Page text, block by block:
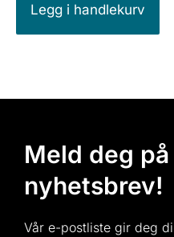
Legg i handlekurv
Meld deg
nyhetsbrev!
Vår e-postliste gir deg